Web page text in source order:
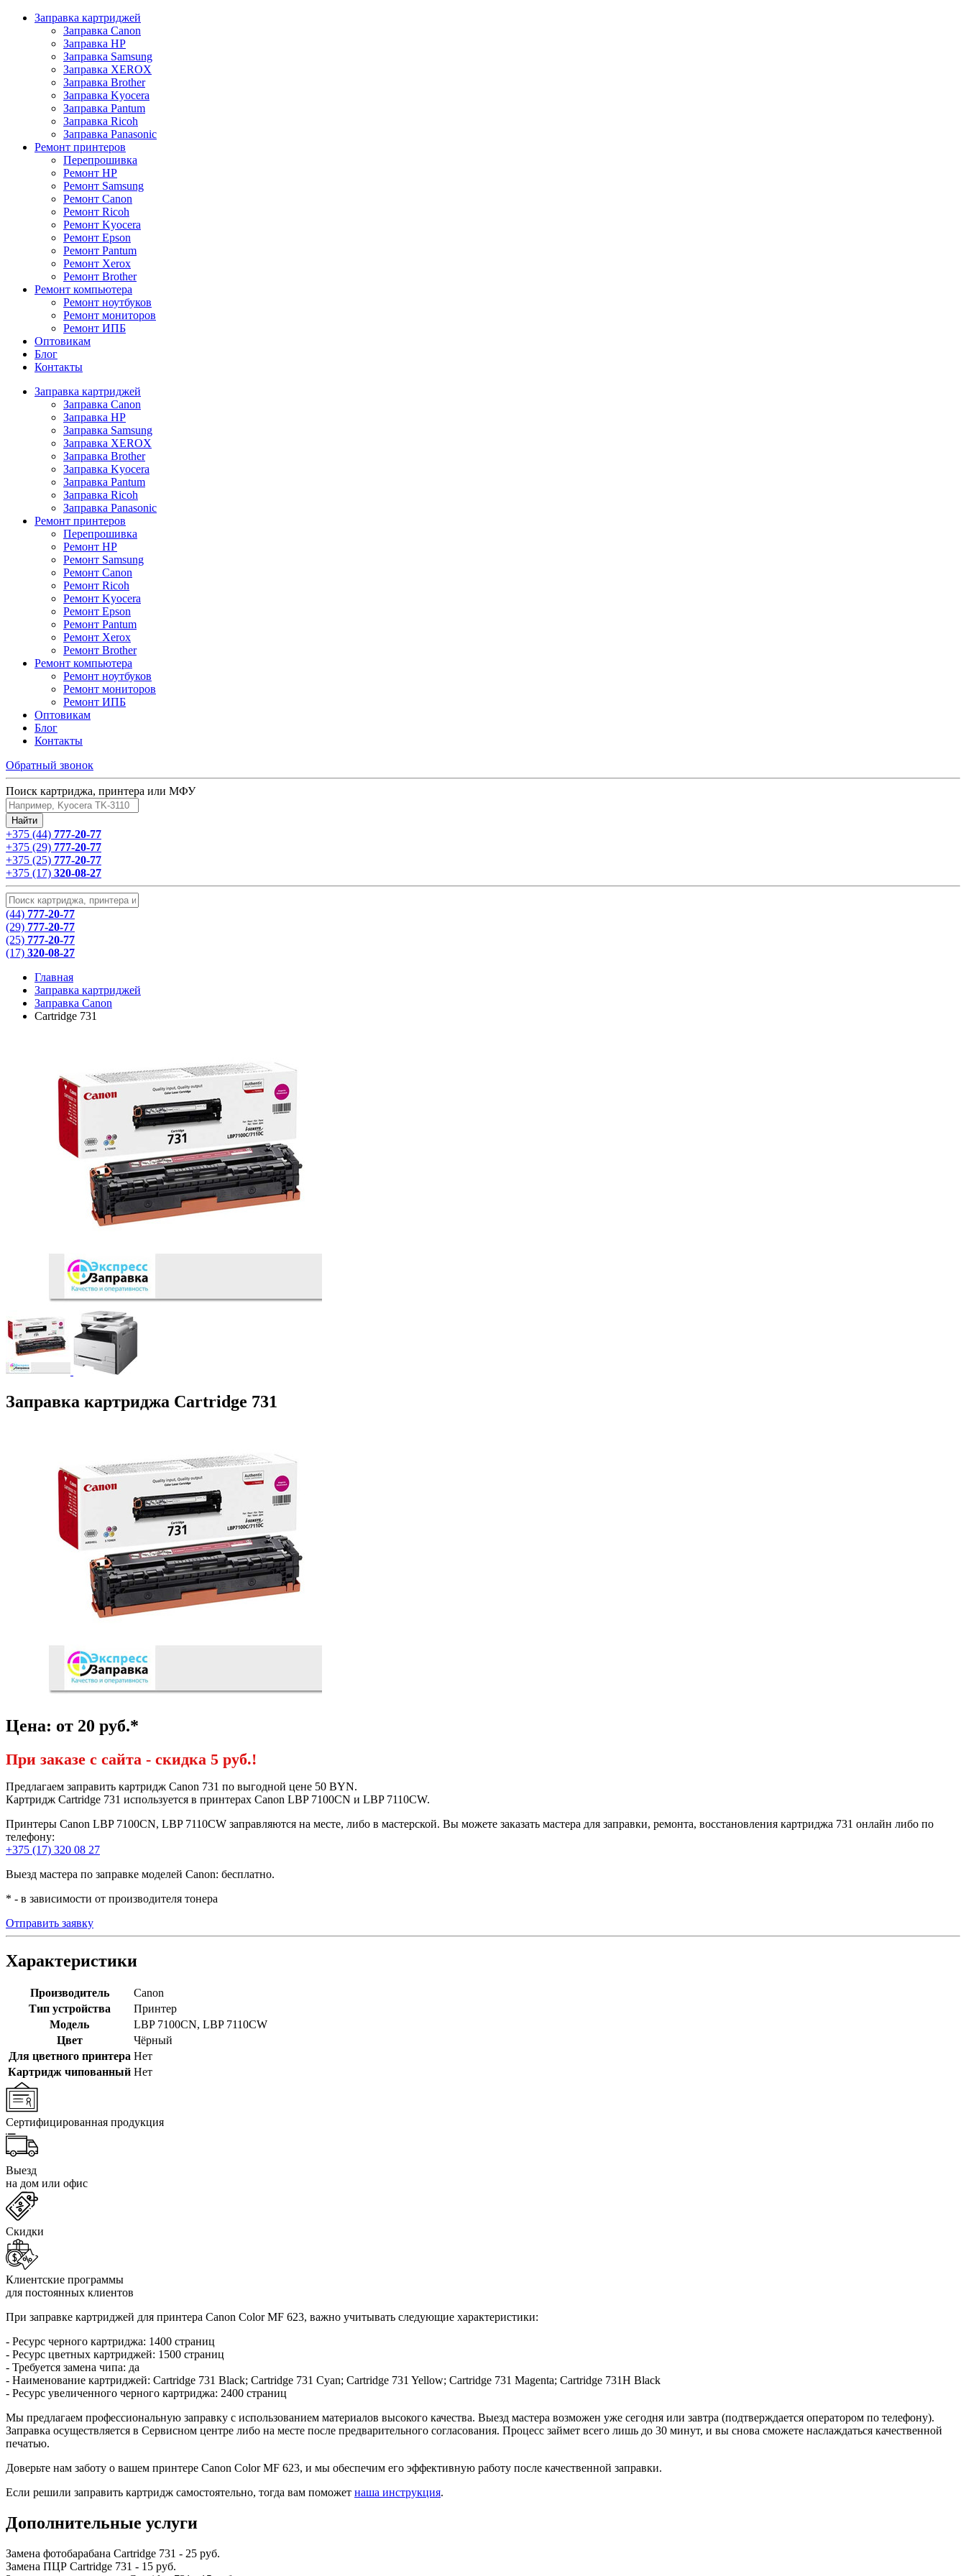
Заправка картриджей
Заправка Canon
Заправка HP
Заправка Samsung
Заправка XEROX
Заправка Brother
Заправка Kyocera
Заправка Pantum
Заправка Ricoh
Заправка Panasonic
Ремонт принтеров
Перепрошивка
Ремонт HP
Ремонт Samsung
Ремонт Canon
Ремонт Ricoh
Ремонт Kyocera
Ремонт Epson
Ремонт Pantum
Ремонт Xerox
Ремонт Brother
Ремонт компьютера
Ремонт ноутбуков
Ремонт мониторов
Ремонт ИПБ
Оптовикам
Блог
Контакты
Заправка картриджей
Заправка Canon
Заправка HP
Заправка Samsung
Заправка XEROX
Заправка Brother
Заправка Kyocera
Заправка Pantum
Заправка Ricoh
Заправка Panasonic
Ремонт принтеров
Перепрошивка
Ремонт HP
Ремонт Samsung
Ремонт Canon
Ремонт Ricoh
Ремонт Kyocera
Ремонт Epson
Ремонт Pantum
Ремонт Xerox
Ремонт Brother
Ремонт компьютера
Ремонт ноутбуков
Ремонт мониторов
Ремонт ИПБ
Оптовикам
Блог
Контакты
Обратный звонок
Поиск картриджа, принтера или МФУ
+375 (44) 777-20-77
+375 (29) 777-20-77
+375 (25) 777-20-77
+375 (17) 320-08-27
(44) 777-20-77
(29) 777-20-77
(25) 777-20-77
(17) 320-08-27
Главная
Заправка картриджей
Заправка Canon
Cartridge 731
Заправка картриджа Cartridge 731
Цена: от 20 руб.*
При заказе с сайта - скидка 5 руб.!
Предлагаем заправить картридж Canon 731 по выгодной цене 50 BYN.
Картридж Cartridge 731 используется в принтерах Canon LBP 7100CN и LBP 7110CW.
Принтеры Canon LBP 7100CN, LBP 7110CW заправляются на месте, либо в мастерской. Вы можете заказать мастера для заправки, ремонта, восстановления картриджа 731 онлайн либо по
телефону:
+375 (17) 320 08 27
Выезд мастера по заправке моделей Canon: бесплатно.
* - в зависимости от производителя тонера
Отправить заявку
Характеристики
Производитель
Canon
Тип устройства
Принтер
Модель
LBP 7100CN, LBP 7110CW
Цвет
Чёрный
Для цветного принтера Нет
Картридж чипованный Нет
Сертифицированная продукция
Выезд
на дом или офис
Скидки
Клиентские программы
для постоянных клиентов
При заправке картриджей для принтера Canon Color MF 623, важно учитывать следующие характеристики:
- Ресурс черного картриджа: 1400 страниц
- Ресурс цветных картриджей: 1500 страниц
- Требуется замена чипа: да
- Наименование картриджей: Cartridge 731 Black; Cartridge 731 Cyan; Cartridge 731 Yellow; Cartridge 731 Magenta; Cartridge 731H Black
- Ресурс увеличенного черного картриджа: 2400 страниц
Мы предлагаем профессиональную заправку с использованием материалов высокого качества. Выезд мастера возможен уже сегодня или завтра (подтверждается оператором по телефону).
Заправка осуществляется в Сервисном центре либо на месте после предварительного согласования. Процесс займет всего лишь до 30 минут, и вы снова сможете наслаждаться качественной
печатью.
Доверьте нам заботу о вашем принтере Canon Color MF 623, и мы обеспечим его эффективную работу после качественной заправки.
Если решили заправить картридж самостоятельно, тогда вам поможет наша инструкция.
Дополнительные услуги
Замена фотобарабана Cartridge 731 - 25 руб.
Замена ПЦР Cartridge 731 - 15 руб.